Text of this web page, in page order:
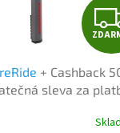
+ Cashback
sleva za